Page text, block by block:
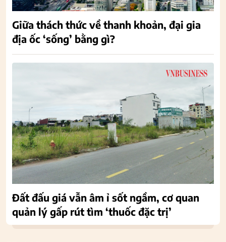
Giữa thách thức về thanh khoản, đại gia
địa ốc ‘sống’ bằng gì?
Đất đấu giá vẫn âm ỉ sốt ngầm, cơ quan
quản lý gấp rút tìm ‘thuốc đặc trị’